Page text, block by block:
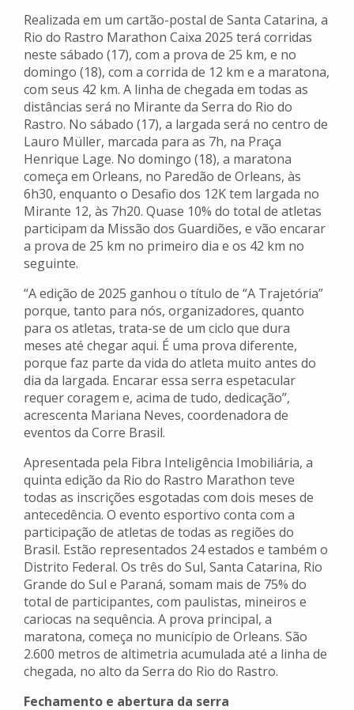
Realizada em um cartão-postal de Santa Catarina, a
Rio do Rastro Marathon Caixa 2025 terá corridas
neste sábado (17), com a prova de 25 km, e no
domingo (18), com a corrida de 12 km e a maratona,
com seus 42 km. A linha de chegada em todas as
distâncias será no Mirante da Serra do Rio do
Rastro. No sábado (17), a largada será no centro de
Lauro Müller, marcada para as 7h, na Praça
Henrique Lage. No domingo (18), a maratona
começa em Orleans, no Paredão de Orleans, às
6h30, enquanto o Desafio dos 12K tem largada no
Mirante 12, às 7h20. Quase 10% do total de atletas
participam da Missão dos Guardiões, e vão encarar
a prova de 25 km no primeiro dia e os 42 km no
seguinte.
“A edição de 2025 ganhou o título de “A Trajetória”
porque, tanto para nós, organizadores, quanto
para os atletas, trata-se de um ciclo que dura
meses até chegar aqui. É uma prova diferente,
porque faz parte da vida do atleta muito antes do
dia da largada. Encarar essa serra espetacular
requer coragem e, acima de tudo, dedicação”,
acrescenta Mariana Neves, coordenadora de
eventos da Corre Brasil.
Apresentada pela Fibra Inteligência Imobiliária, a
quinta edição da Rio do Rastro Marathon teve
todas as inscrições esgotadas com dois meses de
antecedência. O evento esportivo conta com a
participação de atletas de todas as regiões do
Brasil. Estão representados 24 estados e também o
Distrito Federal. Os três do Sul, Santa Catarina, Rio
Grande do Sul e Paraná, somam mais de 75% do
total de participantes, com paulistas, mineiros e
cariocas na sequência. A prova principal, a
maratona, começa no município de Orleans. São
2.600 metros de altimetria acumulada até a linha de
chegada, no alto da Serra do Rio do Rastro.
Fechamento e abertura da serra